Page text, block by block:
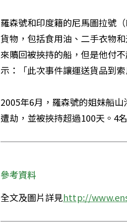
羅森號和印度籍的尼馬圖拉號
貨物，包括食用油、二手衣物
來贖回被挾持的船，但是他付
示：「此次事件讓運送貨品到
2005年6月，羅森號的姐妹船
遭劫，並被挾持超過100天。4
參考資料
全文及圖片詳見http://